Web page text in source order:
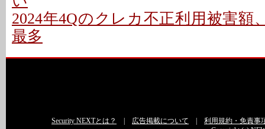
2024年4Qのクレカ不正利用被害額
最多
Security NEXTとは？ 広告掲載について
利用規約・免責事